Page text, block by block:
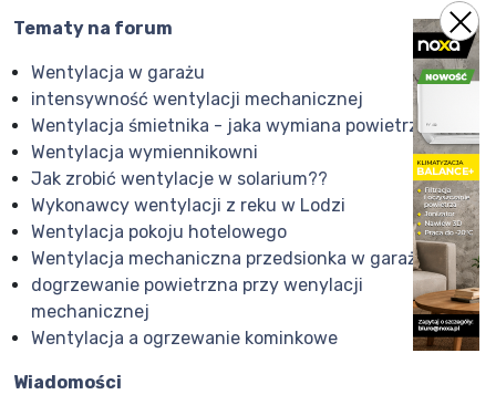
Tematy na forum
Wentylacja w garażu
intensywność wentylacji mechanicznej
Wentylacja śmietnika - jaka wymiana powietrza?
Wentylacja wymiennikowni
Jak zrobić wentylacje w solarium??
Wykonawcy wentylacji z reku w Lodzi
Wentylacja pokoju hotelowego
Wentylacja mechaniczna przedsionka w garażu
dogrzewanie powietrzna przy wenylacji
mechanicznej
Wentylacja a ogrzewanie kominkowe
Wiadomości